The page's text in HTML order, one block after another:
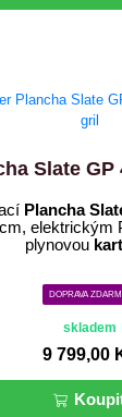
Slate
Plancha
elektrickým
plynovou
DOPRAVA
skladem
9 799,00